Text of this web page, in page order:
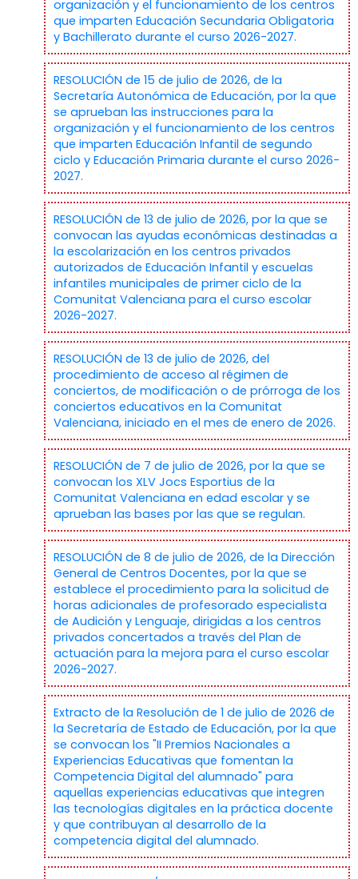
organización y el funcionamiento de los centros
que imparten Educación Secundaria Obligatoria
y Bachillerato durante el curso 2026-2027.
RESOLUCIÓN de 15 de julio de 2026, de la
Secretaría Autonómica de Educación, por la que
se aprueban las instrucciones para la
organización y el funcionamiento de los centros
que imparten Educación Infantil de segundo
ciclo y Educación Primaria durante el curso 2026-
2027.
RESOLUCIÓN de 13 de julio de 2026, por la que se
convocan las ayudas económicas destinadas a
la escolarización en los centros privados
autorizados de Educación Infantil y escuelas
infantiles municipales de primer ciclo de la
Comunitat Valenciana para el curso escolar
2026-2027.
RESOLUCIÓN de 13 de julio de 2026, del
procedimiento de acceso al régimen de
conciertos, de modificación o de prórroga de los
conciertos educativos en la Comunitat
Valenciana, iniciado en el mes de enero de 2026.
RESOLUCIÓN de 7 de julio de 2026, por la que se
convocan los XLV Jocs Esportius de la
Comunitat Valenciana en edad escolar y se
aprueban las bases por las que se regulan.
RESOLUCIÓN de 8 de julio de 2026, de la Dirección
General de Centros Docentes, por la que se
establece el procedimiento para la solicitud de
horas adicionales de profesorado especialista
de Audición y Lenguaje, dirigidas a los centros
privados concertados a través del Plan de
actuación para la mejora para el curso escolar
2026-2027.
Extracto de la Resolución de 1 de julio de 2026 de
la Secretaría de Estado de Educación, por la que
se convocan los "II Premios Nacionales a
Experiencias Educativas que fomentan la
Competencia Digital del alumnado" para
aquellas experiencias educativas que integren
las tecnologías digitales en la práctica docente
y que contribuyan al desarrollo de la
competencia digital del alumnado.